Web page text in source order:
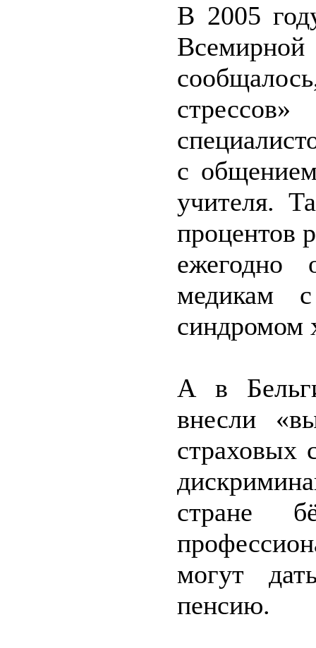
В 2005
Всемирной
с
учителя.
процентов
ежегодно
медикам
синдромом
А в
внесли
страховых
стране
могут
пенсию.